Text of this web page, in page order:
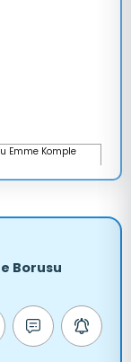
Borusu